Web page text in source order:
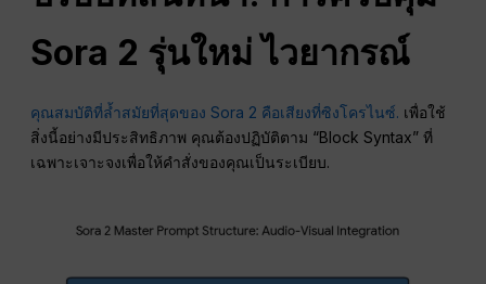
Sora 2 รุ่นใหม่ไวยากรณ์
คุณสมบัติที่ล้ำสมัยที่สุดของ Sora 2 คือเสียงที่ซิงโครไนซ์. เพื่อใช้
สิ่งนี้อย่างมีประสิทธิภาพ คุณต้องปฏิบัติตาม “Block Syntax” ที่
เฉพาะเจาะจงเพื่อให้คำสั่งของคุณเป็นระเบียบ.